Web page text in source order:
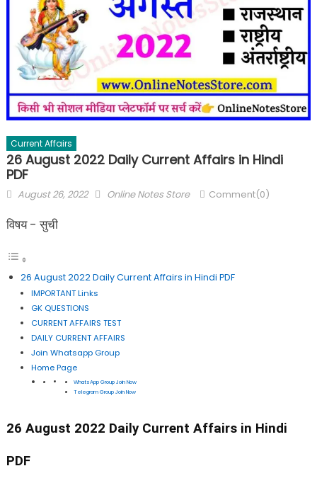
Current Affairs
26 August 2022 Daily Current Affairs in Hindi
PDF
August 26, 2022 Online Notes Store Comment(0)
विषय - सुची
26 August 2022 Daily Current Affairs in Hindi PDF
IMPORTANT Links
GK QUESTIONS
CURRENT AFFAIRS TEST
DAILY CURRENT AFFAIRS
Join Whatsapp Group
Home Page
WhatsApp Group Join Now
Telegram Group Join Now
26 August 2022 Daily Current Affairs in Hindi
PDF